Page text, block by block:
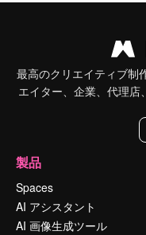
最高のクリエイティブ制
エイター、企業、代理店
製品
Spaces
AI アシスタント
AI 画像生成ツール